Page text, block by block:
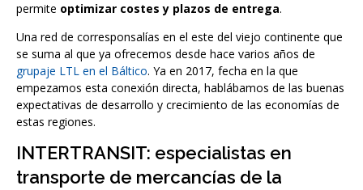
permite optimizar costes y plazos de entrega.
Una red de corresponsalías en el este del viejo continente que
se suma al que ya ofrecemos desde hace varios años de
grupaje LTL en el Báltico. Ya en 2017, fecha en la que
empezamos esta conexión directa, hablábamos de las buenas
expectativas de desarrollo y crecimiento de las economías de
estas regiones.
INTERTRANSIT: especialistas en
transporte de mercancías de la